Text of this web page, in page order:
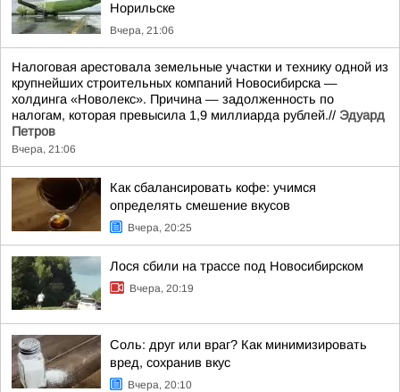
Норильске
Вчера, 21:06
Налоговая арестовала земельные участки и технику одной из
крупнейших строительных компаний Новосибирска —
холдинга «Новолекс». Причина — задолженность по
налогам, которая превысила 1,9 миллиарда рублей.// Эдуард
Петров
Вчера, 21:06
Как сбалансировать кофе: учимся
определять смешение вкусов
Вчера, 20:25
Лося сбили на трассе под Новосибирском
Вчера, 20:19
Соль: друг или враг? Как минимизировать
вред, сохранив вкус
Вчера, 20:10